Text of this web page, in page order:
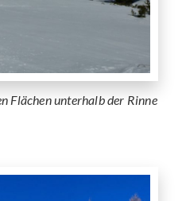
Flächen unterhalb der Rinne